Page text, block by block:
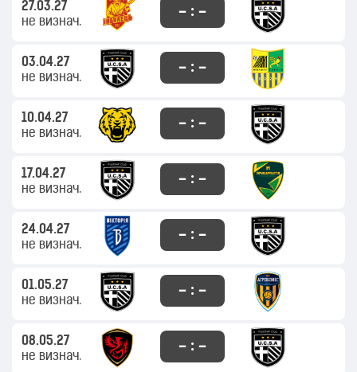
27.03.27
не визнач.
– : –
03.04.27
не визнач.
– : –
10.04.27
не визнач.
– : –
17.04.27
не визнач.
– : –
24.04.27
не визнач.
– : –
01.05.27
не визнач.
– : –
08.05.27
не визнач.
– : –